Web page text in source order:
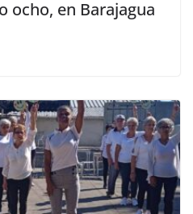
ocho, en Barajagua